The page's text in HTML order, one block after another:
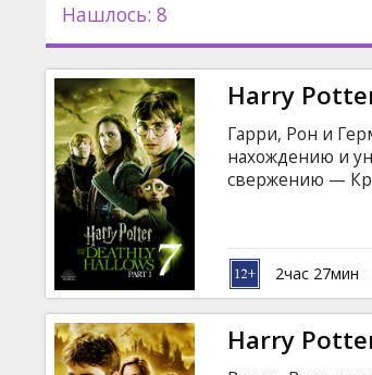
Новости
Подарки
Кинозакуски
Клуб
Нашлось: 8
Harry
Гарри, Рон и
нахождению и
свержению —
одного из них
предстают в
2час 27мин
Harry